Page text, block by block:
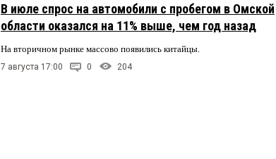
В июле спрос на автомобили с пробегом в Омской
области оказался на 11% выше, чем год назад
На вторичном рынке массово появились китайцы.
7 августа 17:00 0 204